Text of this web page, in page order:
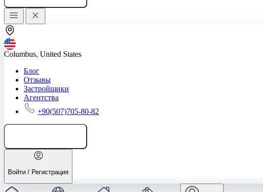
Columbus, United States
Блог
Отзывы
Застройщики
Агентства
+90(507)705-80-82
Войти / Регистрация